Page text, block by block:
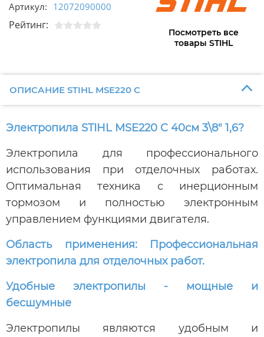
Артикул: 12072090000
Рейтинг:
Посмотреть все
товары STIHL
ОПИСАНИЕ STIHL MSE220 C
Электропила STIHL MSE220 C 40см 3\8" 1,6?
Электропила для профессионального
использования при отделочных работах.
Оптимальная техника с инерционным
тормозом и полностью электронным
управлением функциями двигателя.
Область применения: Профессиональная
электропила для отделочных работ.
Удобные электропилы - мощные и
бесшумные
Электропилы являются удобным и